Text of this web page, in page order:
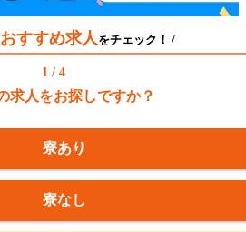
おすすめ求人 をチェック！ /
1 / 4
求人をお探しですか？
寮あり
寮なし